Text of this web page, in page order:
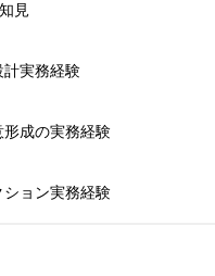
見
計実務経験
形成の実務経験
ション実務経験